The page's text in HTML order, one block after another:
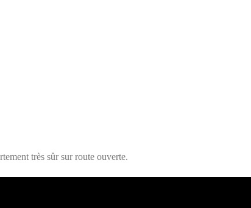
très sûr sur route ouverte.